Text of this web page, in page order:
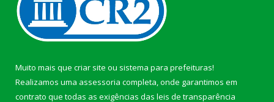
Muito mais que criar site ou sistema para prefeituras!
Realizamos uma assessoria completa, onde garantimos em
contrato que todas as exigências das leis de transparência